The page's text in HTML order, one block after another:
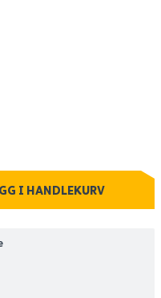
I HANDLEKURV